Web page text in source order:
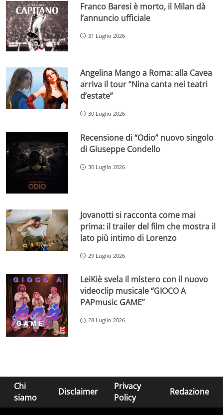
Franco Baresi è morto, il Milan dà
l’annuncio ufficiale
31 Luglio 2026
Angelina Mango a Roma: alla Cavea
arriva il tour “Nina canta nei teatri
d’estate”
30 Luglio 2026
Recensione di “Odio” nuovo singolo
di Giuseppe Condello
30 Luglio 2026
Jovanotti si racconta come mai
prima: il trailer del film che mostra il
lato più intimo di Lorenzo
29 Luglio 2026
LeiKiè svela il mistero con il nuovo
videoclip musicale “GIOCO A
PAPmusic GAME”
28 Luglio 2026
Chi
siamo
Disclaimer
Privacy
Policy
Redazione